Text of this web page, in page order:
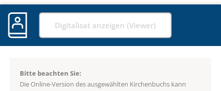
Digitalisat anzeigen (Viewer)
Bitte beachten Sie:
Die Online-Version des ausgewählten Kirchenbuchs kann